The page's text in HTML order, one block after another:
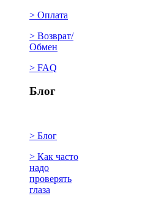
> Оплата
> Возврат/
Обмен
> FAQ
Блог
> Блог
> Как часто
надо
проверять
глаза